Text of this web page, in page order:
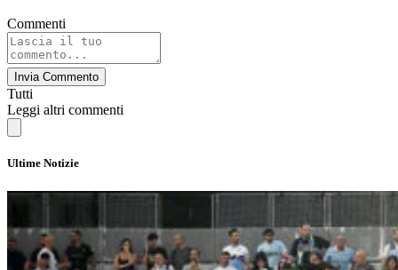
Commenti
Invia Commento
Tutti
Leggi altri commenti
Ultime Notizie